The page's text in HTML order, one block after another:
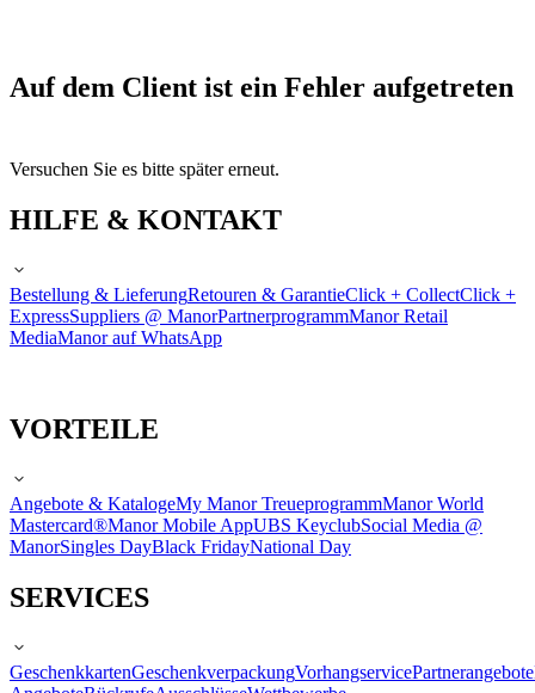
Auf dem Client ist ein Fehler aufgetreten
Versuchen Sie es bitte später erneut.
HILFE & KONTAKT
Bestellung & LieferungRetouren & GarantieClick + CollectClick +
ExpressSuppliers @ ManorPartnerprogrammManor Retail
MediaManor auf WhatsApp
VORTEILE
Angebote & KatalogeMy Manor TreueprogrammManor World
Mastercard®Manor Mobile AppUBS KeyclubSocial Media @
ManorSingles DayBlack FridayNational Day
SERVICES
GeschenkkartenGeschenkverpackungVorhangservicePartnerangebote